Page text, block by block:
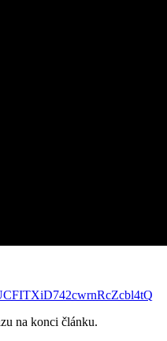
na konci článku.